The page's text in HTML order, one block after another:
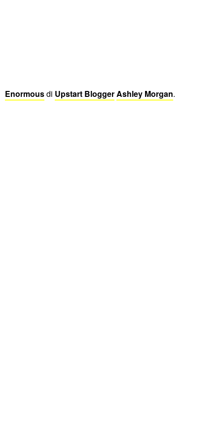
Enormousdi Upstart BloggerAshley Morgan.